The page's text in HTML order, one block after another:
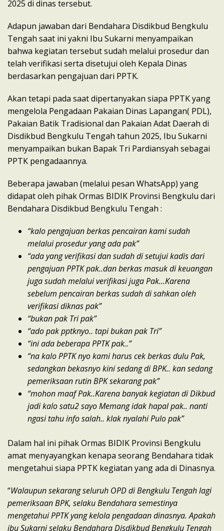
2025 di dinas tersebut.
Adapun jawaban dari Bendahara Disdikbud Bengkulu
Tengah saat ini yakni Ibu Sukarni menyampaikan
bahwa kegiatan tersebut sudah melalui prosedur dan
telah verifikasi serta disetujui oleh Kepala Dinas
berdasarkan pengajuan dari PPTK.
Akan tetapi pada saat dipertanyakan siapa PPTK yang
mengelola Pengadaan Pakaian Dinas Lapangan( PDL),
Pakaian Batik Tradisional dan Pakaian Adat Daerah di
Disdikbud Bengkulu Tengah tahun 2025, Ibu Sukarni
menyampaikan bukan Bapak Tri Pardiansyah sebagai
PPTK pengadaannya.
Beberapa jawaban (melalui pesan WhatsApp) yang
didapat oleh pihak Ormas BIDIK Provinsi Bengkulu dari
Bendahara Disdikbud Bengkulu Tengah :
“kalo pengajuan berkas pencairan kami sudah
melalui prosedur yang ada pak”
“ada yang verifikasi dan sudah di setujui kadis dari
pengajuan PPTK pak..dan berkas masuk di keuangan
juga sudah melalui verifikasi juga Pak…Karena
sebelum pencairan berkas sudah di sahkan oleh
verifikasi diknas pak”
“bukan pak Tri pak”
“ado pak pptknyo.. tapi bukan pak Tri”
“ini ada beberapa PPTK pak..”
“na kalo PPTK nyo kami harus cek berkas dulu Pak,
sedangkan bekasnyo kini sedang di BPK.. kan sedang
pemeriksaan rutin BPK sekarang pak”
“mohon maaf Pak..Karena banyak kegiatan di Dikbud
jadi kalo satu2 sayo Memang idak hapal pak.. nanti
ngasi tahu info salah.. klak nyalahi Pulo pak”
Dalam hal ini pihak Ormas BIDIK Provinsi Bengkulu
amat menyayangkan kenapa seorang Bendahara tidak
mengetahui siapa PPTK kegiatan yang ada di Dinasnya.
“Walaupun sekarang seluruh OPD di Bengkulu Tengah lagi
pemeriksaan BPK, selaku Bendahara semestinya
mengetahui PPTK yang kelola pengadaan dinasnya. Apakah
ibu Sukarni selaku Bendahara Disdikbud Bengkulu Tengah